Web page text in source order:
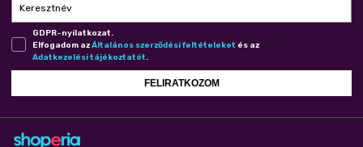
Keresztnév
GDPR-nyilatkozat.
Elfogadom azÁl­ta­lá­nos szer­ző­dé­si fel­té­te­le­ket és az
Adat­ke­ze­lé­si tá­jé­koz­ta­tót.
FELIRATKOZOM